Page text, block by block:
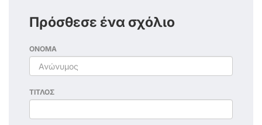
Πρόσθεσε ένα σχόλιο
ΟΝΟΜΑ
ΤΙΤΛΟΣ